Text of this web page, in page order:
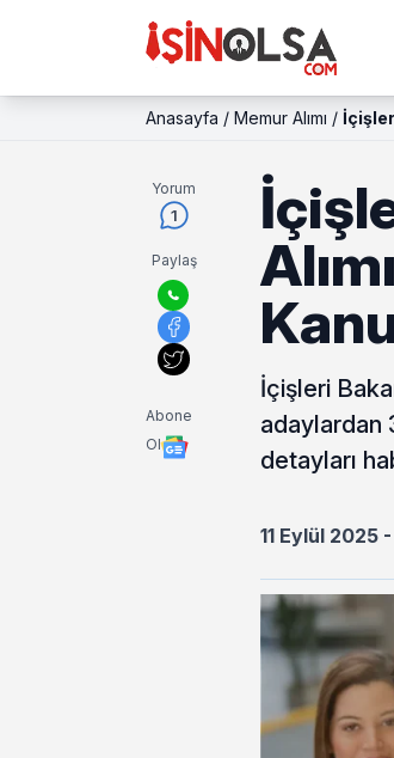
Anasayfa / Memur Alımı /
Yorum
1
Paylaş
Abone
Ol
İçişleri
adaylardan
detayları
11 Eylül 2025